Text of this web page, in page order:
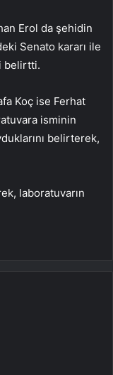
Erol da şehidin
Senato kararı ile
belirtti.
Koç ise Ferhat
isminin
belirterek,
laboratuvarın